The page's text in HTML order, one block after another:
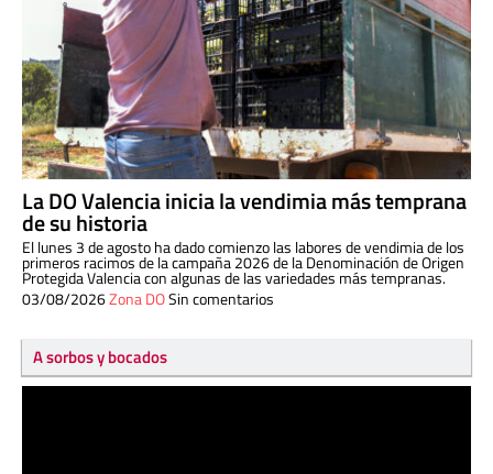
La DO Valencia inicia la vendimia más temprana
de su historia
El lunes 3 de agosto ha dado comienzo las labores de vendimia de los
primeros racimos de la campaña 2026 de la Denominación de Origen
Protegida Valencia con algunas de las variedades más tempranas.
03/08/2026Zona DOSin comentarios
A sorbos y bocados